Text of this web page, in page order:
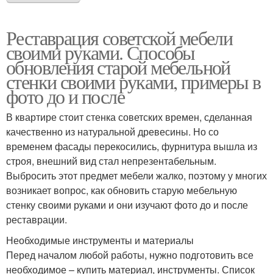
Реставрация советской мебели
своими руками. Способы
обновления старой мебельной
стенки своими руками, примеры в
фото до и после
В квартире стоит стенка советских времен, сделанная
качественно из натуральной древесины. Но со
временем фасады перекосились, фурнитура вышла из
строя, внешний вид стал непрезентабельным.
Выбросить этот предмет мебели жалко, поэтому у многих
возникает вопрос, как обновить старую мебельную
стенку своими руками и они изучают фото до и после
реставрации.
Необходимые инструменты и материалы
Перед началом любой работы, нужно подготовить все
необходимое – купить материал, инструменты. Список